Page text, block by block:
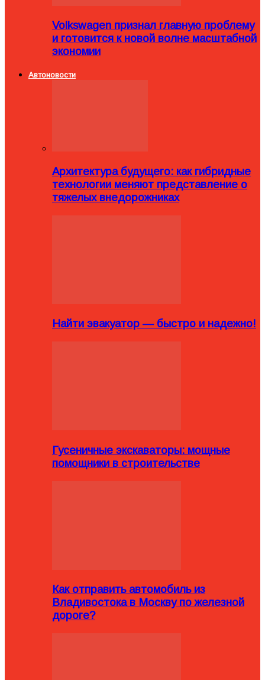
Volkswagen признал главную проблему
и готовится к новой волне масштабной
экономии
Автоновости
Архитектура будущего: как гибридные
технологии меняют представление о
тяжелых внедорожниках
Найти эвакуатор — быстро и надежно!
Гусеничные экскаваторы: мощные
помощники в строительстве
Как отправить автомобиль из
Владивостока в Москву по железной
дороге?